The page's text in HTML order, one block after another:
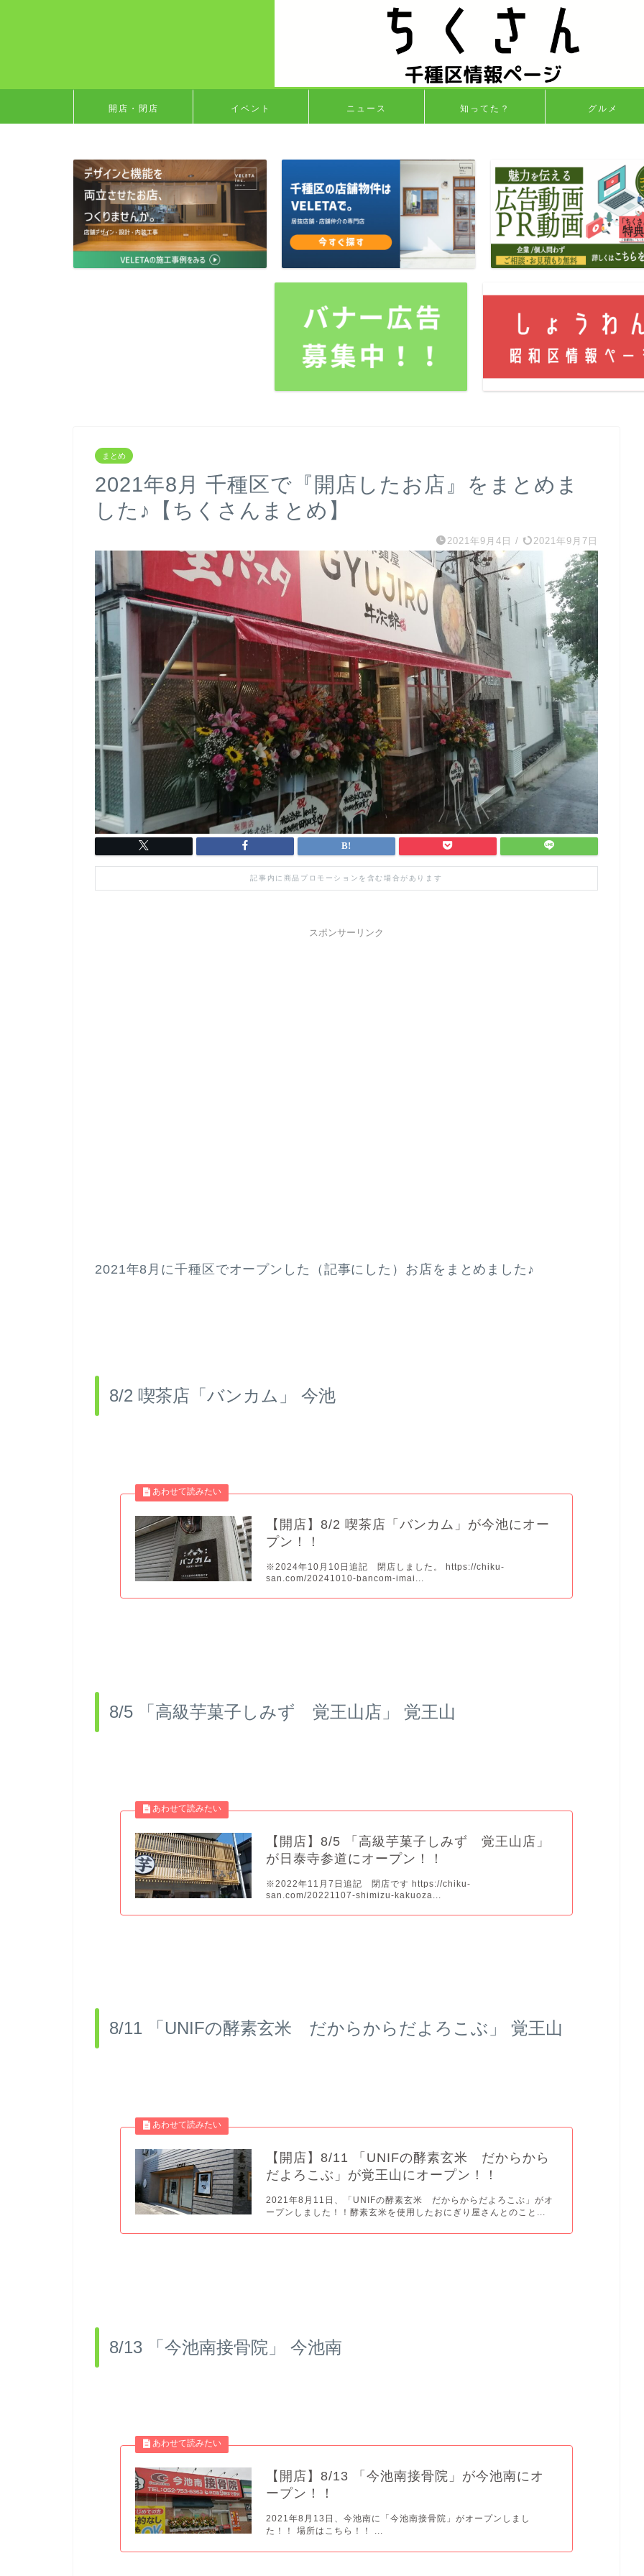
開店・閉店 イベント ニュース 知ってた？ グルメ
まとめ
2021年8月 千種区で『開店したお店』をまとめま
した♪【ちくさんまとめ】
2021年9月4日 / 2021年9月7日
記事内に商品プロモーションを含む場合があります
スポンサーリンク
2021年8月に千種区でオープンした（記事にした）お店をまとめました♪
8/2 喫茶店「バンカム」 今池
【開店】8/2 喫茶店「バンカム」が今池にオー
プン！！
※2024年10月10日追記 閉店しました。 https://chiku-
san.com/20241010-bancom-imai...
8/5 「高級芋菓子しみず 覚王山店」 覚王山
【開店】8/5 「高級芋菓子しみず 覚王山店」
が日泰寺参道にオープン！！
※2022年11月7日追記 閉店です https://chiku-
san.com/20221107-shimizu-kakuoza...
8/11 「UNIFの酵素玄米 だからからだよろこぶ」 覚王山
【開店】8/11 「UNIFの酵素玄米 だからから
だよろこぶ」が覚王山にオープン！！
2021年8月11日、「UNIFの酵素玄米 だからからだよろこぶ」がオ
ープンしました！！酵素玄米を使用したおにぎり屋さんとのこと...
8/13 「今池南接骨院」 今池南
【開店】8/13 「今池南接骨院」が今池南にオ
ープン！！
2021年8月13日、今池南に「今池南接骨院」がオープンしまし
た！！ 場所はこちら！！ ...